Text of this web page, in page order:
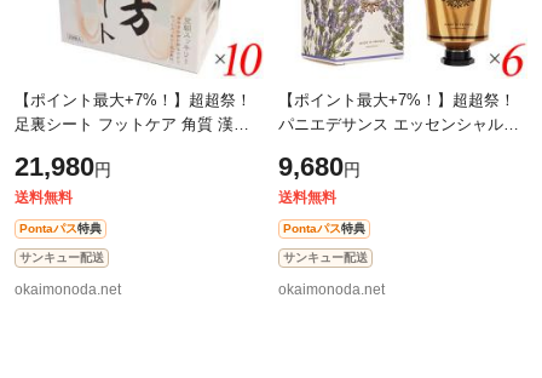
【ポイント最大+7%！】超超祭！
足裏シート フットケア 角質 漢方
テープ×28枚) 10セット 送料無料
21,980円
送料無料
Pontaパス特典
サンキュー配送
okaimonoda.net
【ポイント最大+7%！】超超祭！
パニエデサンス エッセンシャルズ
6本セット 手 シアバター 保湿 送料
無
9,680円
送料無料
Pontaパス特典
サンキュー配送
okaimonoda.net